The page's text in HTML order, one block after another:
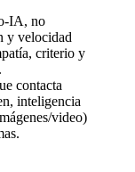
IA, no
y velocidad
criterio y
contacta
inteligencia
video)